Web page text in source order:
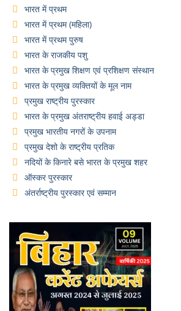
भारत में प्रथम
भारत में प्रथम (महिला)
भारत में प्रथम पुरुष
भारत के राजकीय पशु
भारत के प्रमुख शिक्षण एवं प्रशिक्षण संस्थान
भारत के प्रमुख व्यक्तियों के मूल नाम
प्रमुख राष्ट्रीय पुरस्कार
भारत के प्रमुख अंतराष्ट्रीय हवाई अड्डा
प्रमुख भारतीय नगरों के उपनाम
प्रमुख देशो के राष्ट्रीय प्रतिक
नदियों के किनारे बसे भारत के प्रमुख शहर
ऑस्कर पुरस्कार
अंतर्राष्ट्रीय पुरस्कार एवं सम्मान